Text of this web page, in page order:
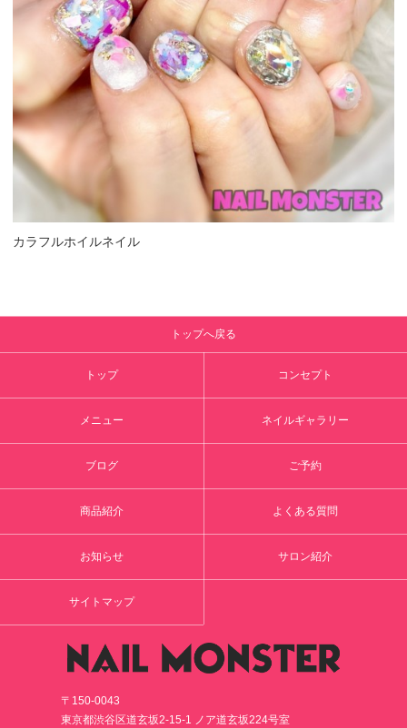
カラフルホイルネイル
トップへ戻る
トップ コンセプト
メニュー ネイルギャラリー
ブログ ご予約
商品紹介 よくある質問
お知らせ サロン紹介
サイトマップ
〒150-0043
東京都渋谷区道玄坂2-15-1 ノア道玄坂224号室